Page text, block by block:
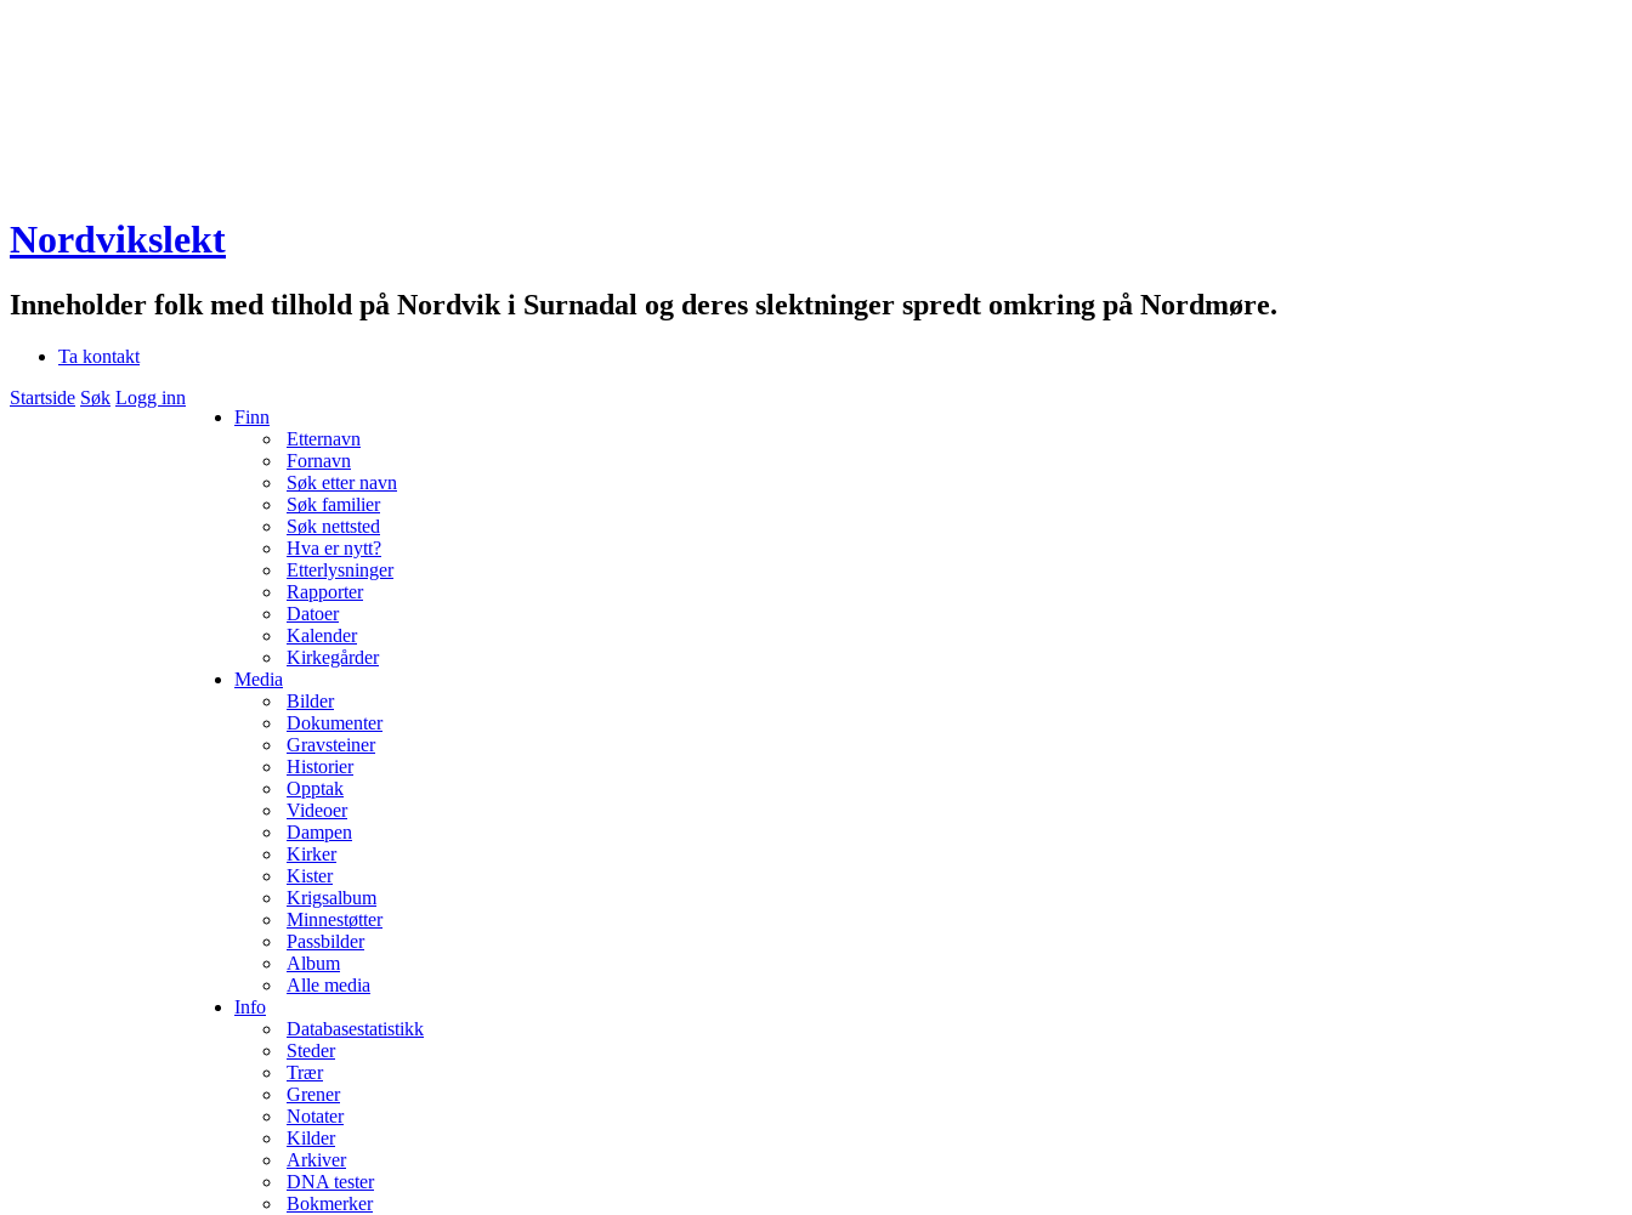
Nordvikslekt
Inneholder folk med tilhold på Nordvik i Surnadal og deres slektninger spredt omkring på Nordmøre.
Ta kontakt
Startside Søk Logg inn
Finn
Etternavn
Fornavn
Søk etter navn
Søk familier
Søk nettsted
Hva er nytt?
Etterlysninger
Rapporter
Datoer
Kalender
Kirkegårder
Media
Bilder
Dokumenter
Gravsteiner
Historier
Opptak
Videoer
Dampen
Kirker
Kister
Krigsalbum
Minnestøtter
Passbilder
Album
Alle media
Info
Databasestatistikk
Steder
Trær
Grener
Notater
Kilder
Arkiver
DNA tester
Bokmerker